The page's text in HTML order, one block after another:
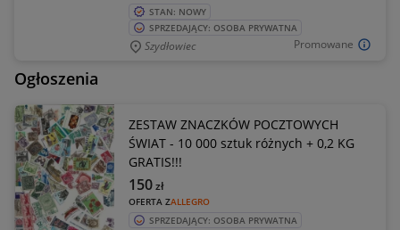
Promowane
STAN: NOWY
SPRZEDAJĄCY: OSOBA PRYWATNA
Szydłowiec
Ogłoszenia
ZESTAW ZNACZKÓW POCZTOWYCH
ŚWIAT - 10 000 sztuk różnych + 0,2 KG
GRATIS!!!
OFERTA ZALLEGRO
150zł
SPRZEDAJĄCY: OSOBA PRYWATNA